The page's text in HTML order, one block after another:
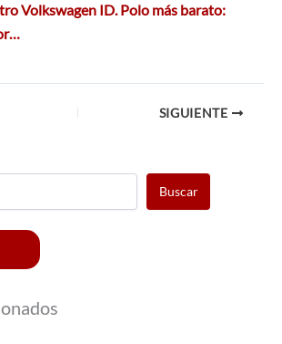
Volkswagen ID. Polo más barato:
SIGUIENTE
Buscar